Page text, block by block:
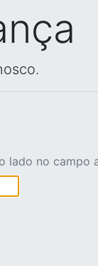
lado no campo